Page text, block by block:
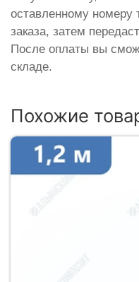
оставленному номеру
заказа, затем
После оплаты вы
складе.
Похожие